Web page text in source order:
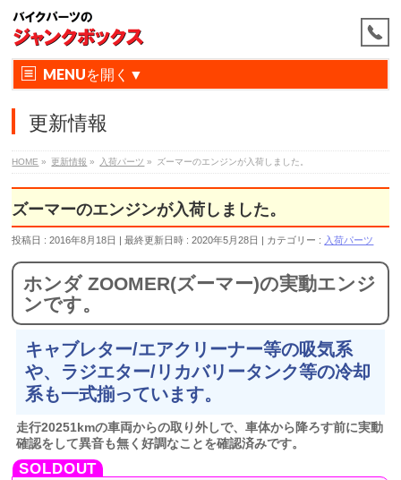
MENU
更新情報
HOME » 更新情報 » 入荷パーツ » ズーマーのエンジンが入荷しました。
ズーマーのエンジンが入荷しました。
投稿日 : 2016年8月18日 最終更新日時 : 2020年5月28日 カテゴリー : 入荷パーツ
ホンダ ZOOMER(ズーマー)の実動エンジ
ンです。
キャブレター/エアクリーナー等の吸気系
や、ラジエター/リカバリータンク等の冷却
系も一式揃っています。
走行20251kmの車両からの取り外しで、車体から降ろす前に実動
確認をして異音も無く好調なことを確認済みです。